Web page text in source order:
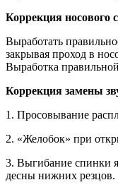
Коррекция носового
Выработать
закрывая проход в
Выработка
Коррекция замены
1. Просовывание
2. «Желобок» при
3. Выгибание спинки
десны нижних резцов.